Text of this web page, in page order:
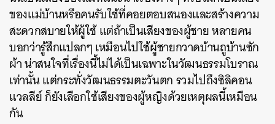
ของแม่บ้านหรือคนรับใช้ที่คอยตอบสนองและสร้างความ
สะดวกสบายให้ผู้ใช้ แต่ถ้าเป็นเสียงของผู้ชาย หลายคน
บอกว่ารู้สึกแปลกๆ เหมือนไปใช้ผู้ชายกวาดบ้านถูบ้านซัก
ผ้า น่าสนใจที่เรื่องนี้ไม่ได้เป็นเฉพาะในวัฒนธรรมโบราณ
เท่านั้น แต่กระทั่งวัฒนธรรมตะวันตก รวมไปถึงซิลิคอน
แวลลีย์ ก็ยังเลือกใช้เสียงของผู้หญิงด้วยเหตุผลนี้เหมือน
กัน